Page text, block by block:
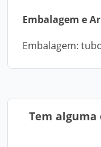
Embalagem e
Embalagem:
Tem